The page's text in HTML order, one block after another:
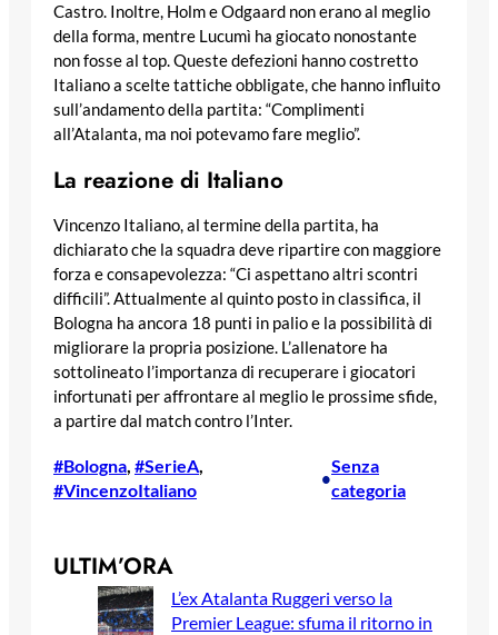
Castro. Inoltre, Holm e Odgaard non erano al meglio
della forma, mentre Lucumì ha giocato nonostante
non fosse al top. Queste defezioni hanno costretto
Italiano a scelte tattiche obbligate, che hanno influito
sull’andamento della partita: “Complimenti
all’Atalanta, ma noi potevamo fare meglio”.
La reazione di Italiano
Vincenzo Italiano, al termine della partita, ha
dichiarato che la squadra deve ripartire con maggiore
forza e consapevolezza: “Ci aspettano altri scontri
difficili”. Attualmente al quinto posto in classifica, il
Bologna ha ancora 18 punti in palio e la possibilità di
migliorare la propria posizione. L’allenatore ha
sottolineato l’importanza di recuperare i giocatori
infortunati per affrontare al meglio le prossime sfide,
a partire dal match contro l’Inter.
#Bologna, #SerieA
#VincenzoItaliano
•
Senza
categoria
ULTIM’ORA
L’ex Atalanta Ruggeri verso la
Premier League: sfuma il ritorno in